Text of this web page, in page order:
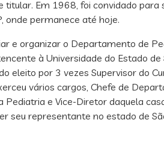
titular. Em 1968, foi convidado para
onde permanece até hoje.
e organizar o Departamento de
à Universidade do Estado de
eleito por 3 vezes Supervisor do
vários cargos, Chefe de
Pediatria e Vice-Diretor daquela
seu representante no estado de